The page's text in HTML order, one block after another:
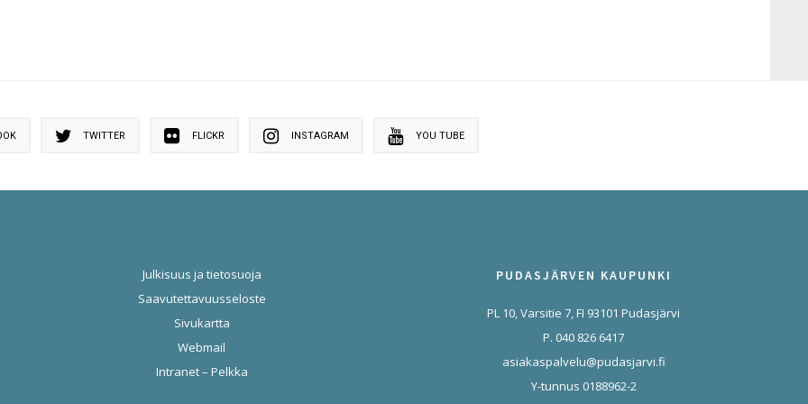
TWITTER FLICKR INSTAGRAM YOU TUBE
Julkisuus ja tietosuoja
Saavutettavuusseloste
Sivukartta
Webmail
Intranet – Pelkka
PUDASJÄRVEN KAUPUNKI
PL 10, Varsitie 7, FI 93101 Pudasjärvi
P. 040 826 6417
asiakaspalvelu@pudasjarvi.fi
Y-tunnus 0188962-2